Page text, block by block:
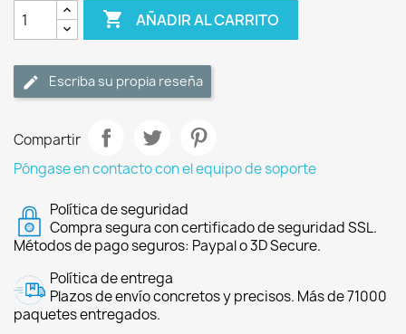
 AÑADIR AL CARRITO
Escriba su propia reseña
Compartir
Póngase en contacto con el equipo de soporte
Política de seguridad
Compra segura con certificado de seguridad SSL.
Métodos de pago seguros: Paypal o 3D Secure.
Política de entrega
Plazos de envío concretos y precisos. Más de 71000
paquetes entregados.